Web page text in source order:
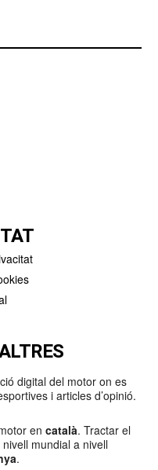
digital del motor on es
i articles d’opinió.
en català. Tractar el
mundial a nivell
.